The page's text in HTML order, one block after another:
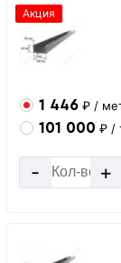
Акция
1 446 ₽ /
101 000 ₽ /
- +